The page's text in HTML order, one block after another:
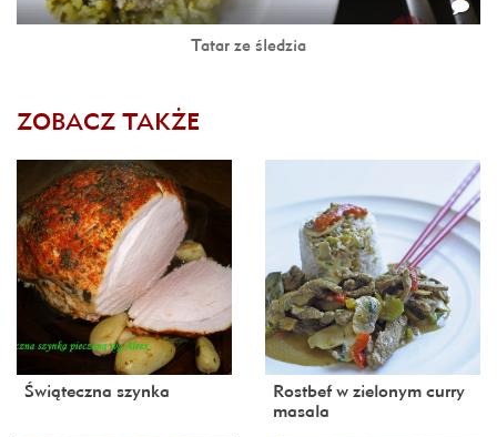
Tatar ze śledzia
ZOBACZ TAKŻE
Świąteczna szynka
Rostbef w zielonym curry
masala